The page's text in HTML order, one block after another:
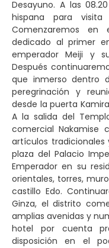
Desayuno. A las
hispana para
Comenzaremos en
dedicado al primer
emperador Meiji y
Después
que inmerso dentro
peregrinación y
desde la puerta
A la salida del
comercial Nakamise
artículos tradicionales
plaza del Palacio
Emperador en su
orientales, torres,
castillo Edo.
Ginza, el distrito
amplias avenidas y
hotel por cuenta
disposición en el